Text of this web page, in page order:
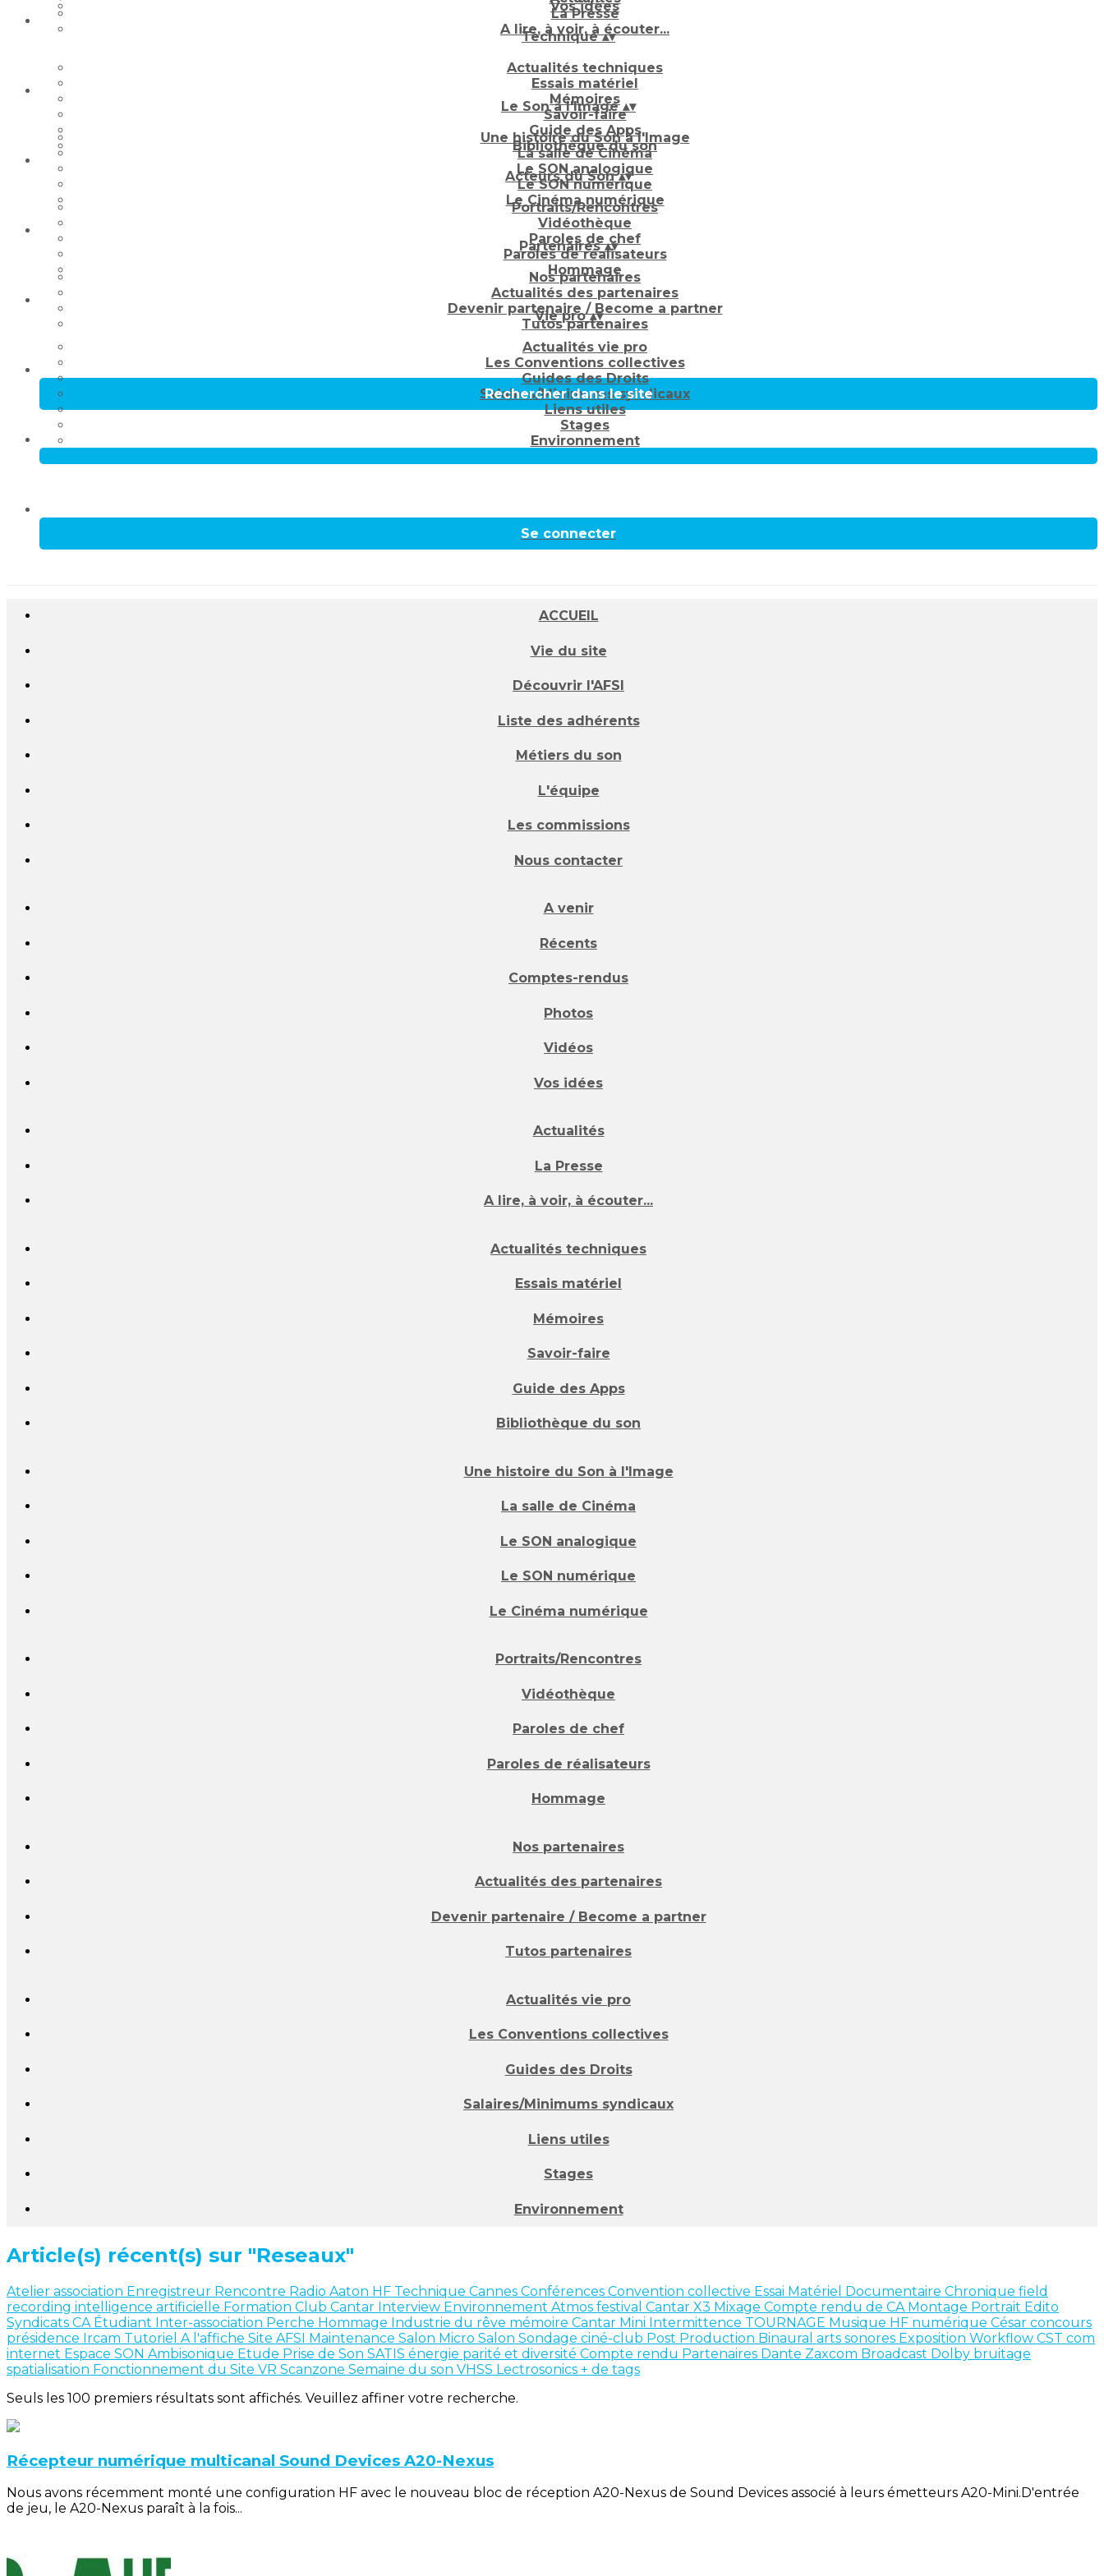
Vos idées
La Presse
A lire, à voir, à écouter...
Technique▴▾
Actualités techniques
Essais matériel
Mémoires
Savoir-faire
Guide des Apps
Bibliothèque du son
Le Son à l'Image▴▾
Une histoire du Son à l'Image
La salle de Cinéma
Le SON analogique
Le SON numérique
Le Cinéma numérique
Acteurs du Son▴▾
Portraits/Rencontres
Vidéothèque
Paroles de chef
Paroles de réalisateurs
Hommage
Partenaires▴▾
Nos partenaires
Actualités des partenaires
Devenir partenaire / Become a partner
Tutos partenaires
Vie pro▴▾
Actualités vie pro
Les Conventions collectives
Guides des Droits
Salaires/Minimums syndicaux
Liens utiles
Stages
Environnement
Rechercher dans le site
Se connecter
ACCUEIL
Vie du site
Découvrir l'AFSI
Liste des adhérents
Métiers du son
L'équipe
Les commissions
Nous contacter
A venir
Récents
Comptes-rendus
Photos
Vidéos
Vos idées
Actualités
La Presse
A lire, à voir, à écouter...
Actualités techniques
Essais matériel
Mémoires
Savoir-faire
Guide des Apps
Bibliothèque du son
Une histoire du Son à l'Image
La salle de Cinéma
Le SON analogique
Le SON numérique
Le Cinéma numérique
Portraits/Rencontres
Vidéothèque
Paroles de chef
Paroles de réalisateurs
Hommage
Nos partenaires
Actualités des partenaires
Devenir partenaire / Become a partner
Tutos partenaires
Actualités vie pro
Les Conventions collectives
Guides des Droits
Salaires/Minimums syndicaux
Liens utiles
Stages
Environnement
Article(s) récent(s) sur "Reseaux"
Atelier association Enregistreur Rencontre Radio Aaton HF Technique Cannes Conférences Convention collective Essai Matériel Documentaire Chronique field
recording intelligence artificielle Formation Club Cantar Interview Environnement Atmos festival Cantar X3 Mixage Compte rendu de CA Montage Portrait Edito
Syndicats CA Étudiant Inter-association Perche Hommage Industrie du rêve mémoire Cantar Mini Intermittence TOURNAGE Musique HF numérique César concours
présidence Ircam Tutoriel A l'affiche Site AFSI Maintenance Salon Micro Salon Sondage ciné-club Post Production Binaural arts sonores Exposition Workflow CST com
internet Espace SON Ambisonique Etude Prise de Son SATIS énergie parité et diversité Compte rendu Partenaires Dante Zaxcom Broadcast Dolby bruitage
spatialisation Fonctionnement du Site VR Scanzone Semaine du son VHSS Lectrosonics + de tags
Seuls les 100 premiers résultats sont affichés. Veuillez affiner votre recherche.
Récepteur numérique multicanal Sound Devices A20-Nexus
Nous avons récemment monté une configuration HF avec le nouveau bloc de réception A20-Nexus de Sound Devices associé à leurs émetteurs A20-Mini.D'entrée
de jeu, le A20-Nexus paraît à la fois...